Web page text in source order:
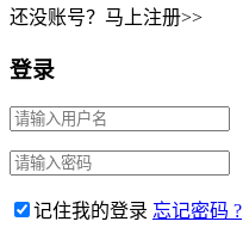
还没账号？马上注册>>
登录
记住我的登录 忘记密码 ?